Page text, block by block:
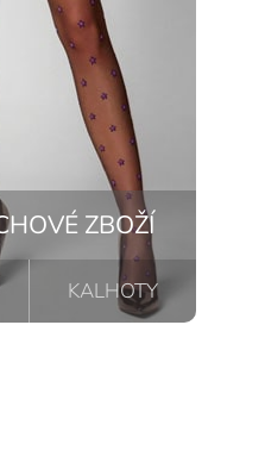
ZBOŽÍ
KALHOTY